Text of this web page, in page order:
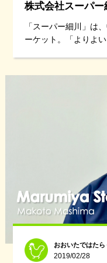
株式会社スーパー
「スーパー細川」は
ーケット。「よりよ
おおいたではたら
2019/02/28